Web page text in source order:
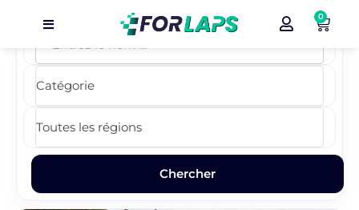
Carte
Événements
Localisation
0